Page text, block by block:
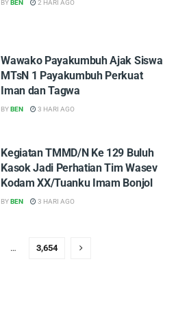
BYBEN 2 HARI AGO
Wawako Payakumbuh Ajak Siswa
MTsN 1 Payakumbuh Perkuat
Iman dan Tagwa
BYBEN 3 HARI AGO
Kegiatan TMMD/N Ke 129 Buluh
Kasok Jadi Perhatian Tim Wasev
Kodam XX/Tuanku Imam Bonjol
BYBEN 3 HARI AGO
… 3,654